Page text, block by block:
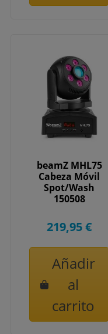
beamZ MHL75
Cabeza Móvil
Spot/Wash
150508
219,95 €
Añadir
al
carrito